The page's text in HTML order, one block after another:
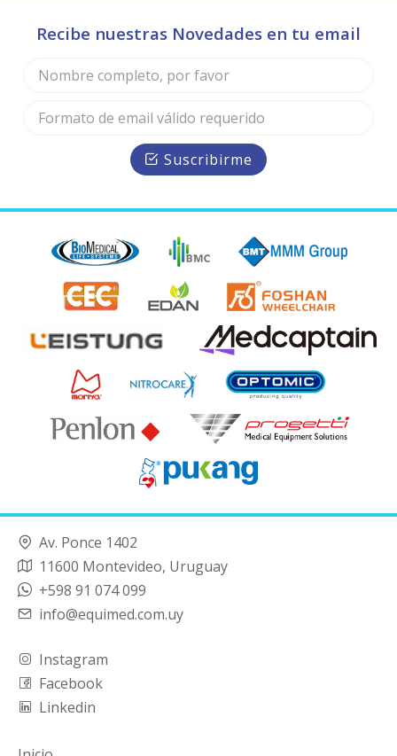
Recibe nuestras Novedades en tu email
Suscribirme
Av. Ponce 1402
11600 Montevideo, Uruguay
+598 91 074 099
info@equimed.com.uy
Instagram
Facebook
Linkedin